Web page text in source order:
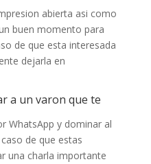
abierta asi­ como
buen momento para
de que esta interesada
dejarla en
a un varon que te
WhatsApp y dominar al
de que estas
una charla importante